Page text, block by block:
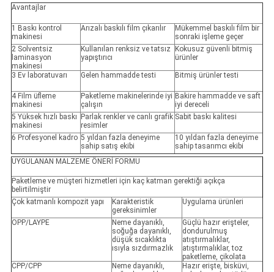
Avantajlar
1 Baskı kontrol
makinesi
Arızalı baskılı film çıkarılır
Mükemmel baskılı film bir
sonraki işleme geçer
2 Solventsiz
laminasyon
makinesi
Kullanılan renksiz ve tatsız
yapıştırıcı
Kokusuz güvenli bitmiş
ürünler
3 Ev laboratuvarı Gelen hammadde testi Bitmiş ürünler testi
4 Film üfleme
makinesi
Paketleme makinelerinde iyi
çalışın
Bakire hammadde ve saft
iyi dereceli
5 Yüksek hızlı baskı
makinesi
Parlak renkler ve canlı grafik
resimler
Sabit baskı kalitesi
6 Profesyonel kadro 5 yıldan fazla deneyime
sahip satış ekibi
10 yıldan fazla deneyime
sahip tasarımcı ekibi
UYGULANAN MALZEME ÖNERİ FORMU
Paketleme ve müşteri hizmetleri için kaç katman gerektiği açıkça
belirtilmiştir
Çok katmanlı kompozit yapı
Karakteristik
gereksinimler
Uygulama ürünleri
OPP/LAYPE
Neme dayanıklı,
soğuğa dayanıklı,
düşük sıcaklıkta
ısıyla sızdırmazlık
Güçlü hazır erişteler,
dondurulmuş
atıştırmalıklar,
atıştırmalıklar, toz
paketleme, çikolata
CPP/CPP
Neme dayanıklı,
Hazır erişte, bisküvi,